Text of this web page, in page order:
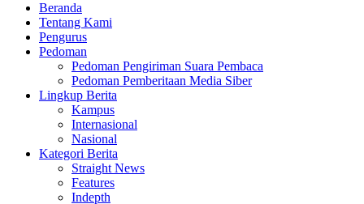
Beranda
Tentang Kami
Pengurus
Pedoman
Pedoman Pengiriman Suara Pembaca
Pedoman Pemberitaan Media Siber
Lingkup Berita
Kampus
Internasional
Nasional
Kategori Berita
Straight News
Features
Indepth